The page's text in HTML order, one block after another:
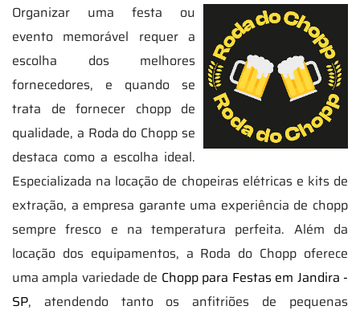
Organizar uma festa ou
evento memorável requer a
escolha dos melhores
fornecedores, e quando se
trata de fornecer chopp de
qualidade, a Roda do Chopp se
destaca como a escolha ideal.
Especializada na locação de chopeiras elétricas e kits de
extração, a empresa garante uma experiência de chopp
sempre fresco e na temperatura perfeita. Além da
locação dos equipamentos, a Roda do Chopp oferece
uma ampla variedade de Chopp para Festas em Jandira -
SP, atendendo tanto os anfitriões de pequenas